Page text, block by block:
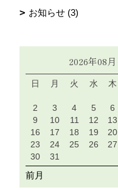
お知らせ (3)
2026年08月
日 月 火 水 木
2
3 4 5 6
9
10 11 12 13
16
17 18 19 20
23
24 25 26 27
30
31
前月